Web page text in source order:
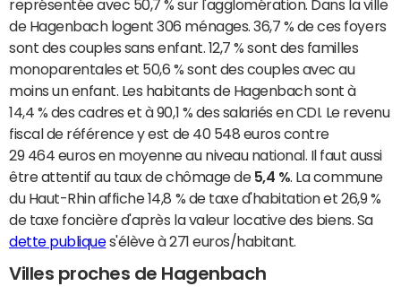
représentée avec 50,7 % sur l'agglomération. Dans la ville
de Hagenbach logent 306 ménages. 36,7 % de ces foyers
sont des couples sans enfant. 12,7 % sont des familles
monoparentales et 50,6 % sont des couples avec au
moins un enfant. Les habitants de Hagenbach sont à
14,4 % des cadres et à 90,1 % des salariés en CDI. Le revenu
fiscal de référence y est de 40 548 euros contre
29 464 euros en moyenne au niveau national. Il faut aussi
être attentif au taux de chômage de 5,4 % . La commune
du Haut-Rhin affiche 14,8 % de taxe d'habitation et 26,9 %
de taxe foncière d'après la valeur locative des biens. Sa
dette publiques'élève à 271 euros/habitant.
Villes proches de Hagenbach